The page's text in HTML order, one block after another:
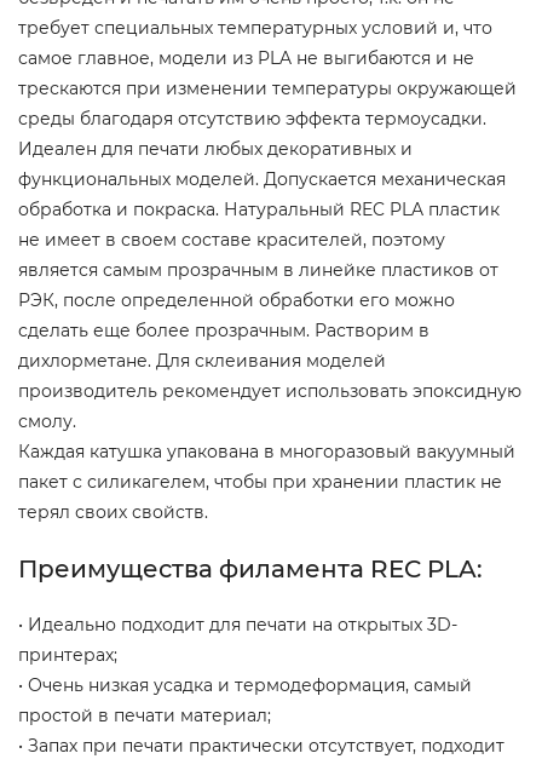
требует специальных температурных условий и, что
самое главное, модели из PLA не выгибаются и не
трескаются при изменении температуры окружающей
среды благодаря отсутствию эффекта термоусадки.
Идеален для печати любых декоративных и
функциональных моделей. Допускается механическая
обработка и покраска. Натуральный REC PLA пластик
не имеет в своем составе красителей, поэтому
является самым прозрачным в линейке пластиков от
РЭК, после определенной обработки его можно
сделать еще более прозрачным. Растворим в
дихлорметане. Для склеивания моделей
производитель рекомендует использовать эпоксидную
смолу.
Каждая катушка упакована в многоразовый вакуумный
пакет с силикагелем, чтобы при хранении пластик не
терял своих свойств.
Преимущества филамента REC PLA:
• Идеально подходит для печати на открытых 3D-
принтерах;
• Очень низкая усадка и термодеформация, самый
простой в печати материал;
• Запах при печати практически отсутствует, подходит